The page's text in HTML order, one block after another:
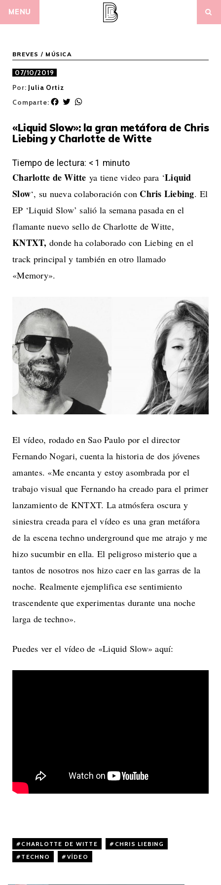
MENU
BREVES / MÚSICA
07/10/2019
Por: Julia Ortiz
Comparte:
F
e
b
o
T
t
t
r
t
s
p
«Liquid Slow»: la gran metáfora de Chris
Liebing y Charlotte de Witte
Tiempo de lectura: < 1 minuto
Charlotte de Witte ya tiene video para ‘Liquid
Slow‘, su nueva colaboración con Chris Liebing. El
EP ‘Liquid Slow’ salió la semana pasada en el
flamante nuevo sello de Charlotte de Witte,
KNTXT, donde ha colaborado con Liebing en el
track principal y también en otro llamado
«Memory».
El vídeo, rodado en Sao Paulo por el director
Fernando Nogari, cuenta la historia de dos jóvenes
amantes. «Me encanta y estoy asombrada por el
trabajo visual que Fernando ha creado para el primer
lanzamiento de KNTXT. La atmósfera oscura y
siniestra creada para el vídeo es una gran metáfora
de la escena techno underground que me atrajo y me
hizo sucumbir en ella. El peligroso misterio que a
tantos de nosotros nos hizo caer en las garras de la
noche. Realmente ejemplifica ese sentimiento
trascendente que experimentas durante una noche
larga de techno».
Puedes ver el vídeo de «Liquid Slow» aquí:
CHARLOTTE DE WITTE CHRIS LIEBING
TECHNO
VÍDEO